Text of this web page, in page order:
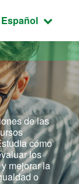
Idioma
Español
de las
cómo
los
mejorar la
o